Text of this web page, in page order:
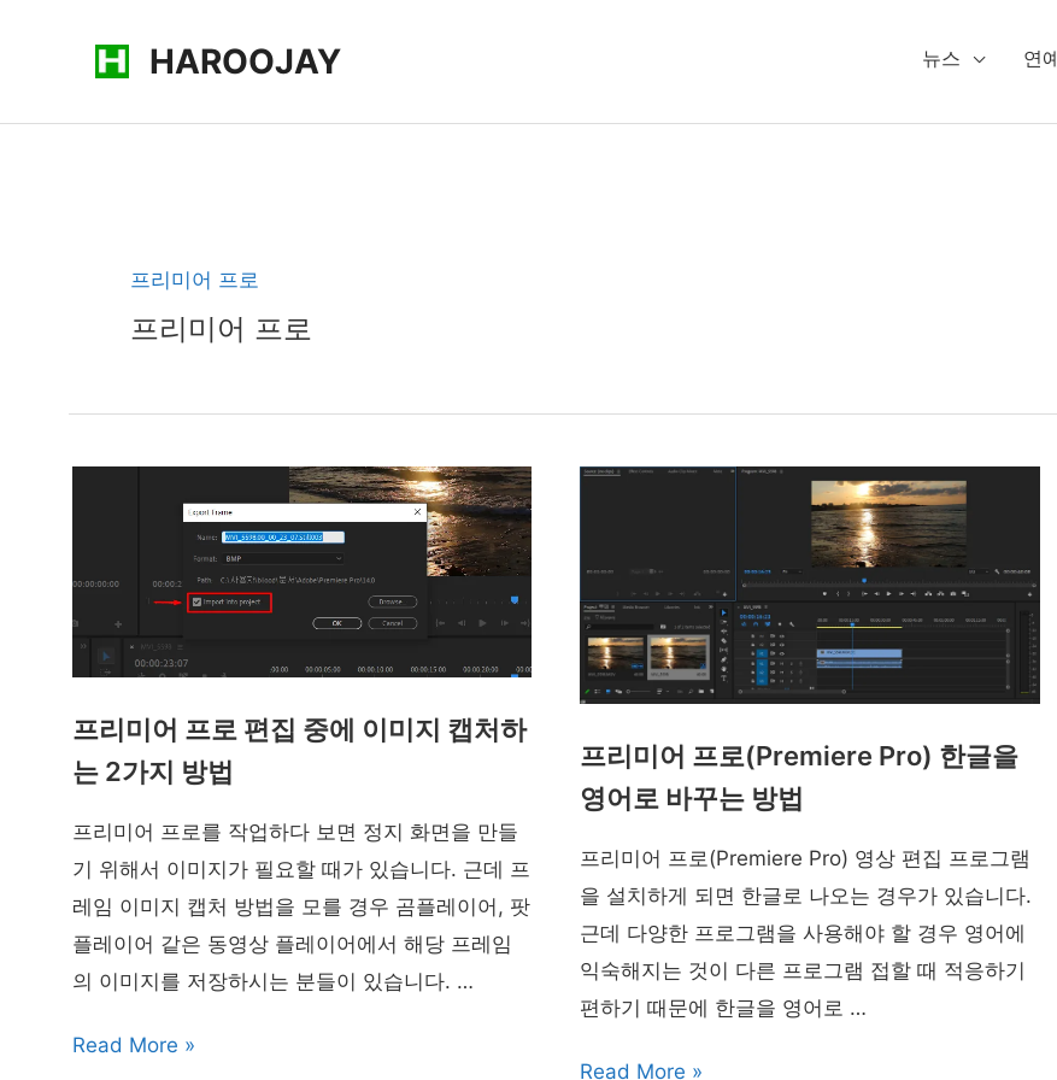
로
HAROOJAY 뉴스 연예
프리미어 프로
프리미어 프로
프리미어 프로 편집 중에 이미지 캡처하
는 2가지 방법
프리미어 프로를 작업하다 보면 정지 화면을 만들
기 위해서 이미지가 필요할 때가 있습니다. 근데 프
레임 이미지 캡처 방법을 모를 경우 곰플레이어, 팟
플레이어 같은 동영상 플레이어에서 해당 프레임
의 이미지를 저장하시는 분들이 있습니다. …
프
Read More »
프리미어 프로(Premiere Pro) 한글을
영어로 바꾸는 방법
프리미어 프로(Premiere Pro) 영상 편집 프로그램
을 설치하게 되면 한글로 나오는 경우가 있습니다.
근데 다양한 프로그램을 사용해야 할 경우 영어에
익숙해지는 것이 다른 프로그램 접할 때 적응하기
편하기 때문에 한글을 영어로 …
프
Read More »